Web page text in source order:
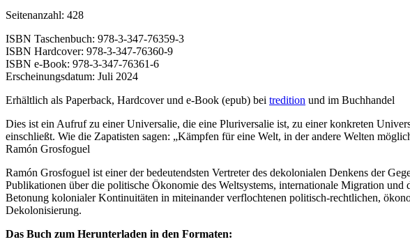
Seitenanzahl: 428
ISBN Taschenbuch: 978-3-347-76359-3
ISBN Hardcover: 978-3-347-76360-9
ISBN e-Book: 978-3-347-76361-6
Erscheinungsdatum: Juli 2024
Erhältlich als Paperback, Hardcover und e-Book (epub) bei tredition und im Buchhandel
Dies ist ein Aufruf zu einer Universalie, die eine Pluriversalie ist, zu einer konkreten
einschließt. Wie die Zapatisten sagen: „Kämpfen für eine Welt, in der andere Welten
Ramón Grosfoguel
Ramón Grosfoguel ist einer der bedeutendsten Vertreter des dekolonialen Denkens der
Publikationen über die politische Ökonomie des Weltsystems, internationale Migration
Betonung kolonialer Kontinuitäten in miteinander verflochtenen politisch-rechtlichen,
Dekolonisierung.
Das Buch zum Herunterladen in den Formaten: